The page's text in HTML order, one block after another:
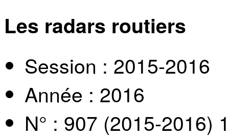
Les radars routiers
Session : 2015-2016
Année : 2016
N° : 907 (2015-2016)